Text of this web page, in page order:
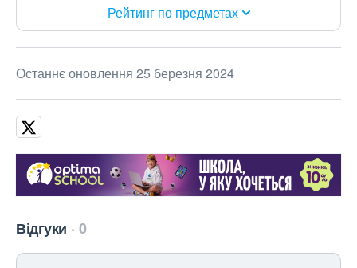
Рейтинг по предметах
Останнє оновлення 25 березня 2024
Відгуки 0